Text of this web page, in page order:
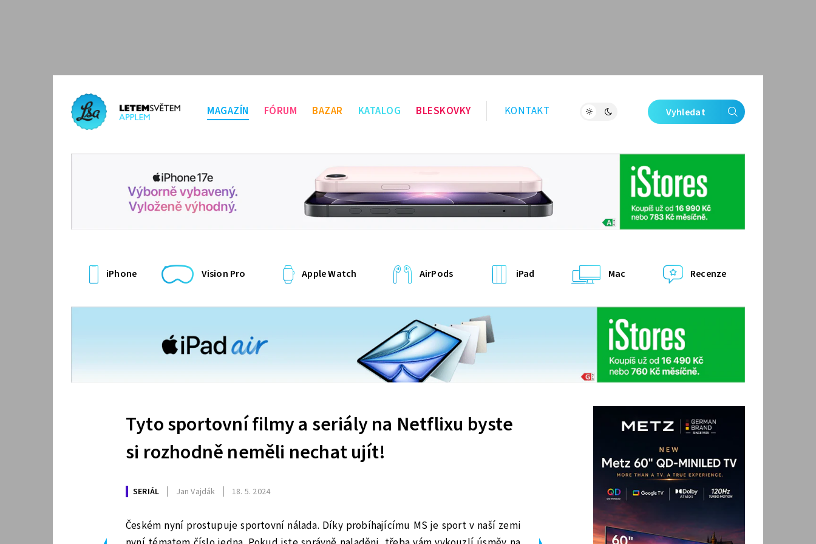
MAGAZÍN FÓRUM BAZAR KATALOG BLESKOVKY KONTAKT Vyhledat
iPhone Vision Pro Apple Watch AirPods iPad Mac Recenze
Tyto sportovní filmy a seriály na Netflixu byste
si rozhodně neměli nechat ujít!
SERIÁL Jan Vajdák 18. 5. 2024
Českém nyní prostupuje sportovní nálada. Díky probíhajícímu MS je sport v naší zemi